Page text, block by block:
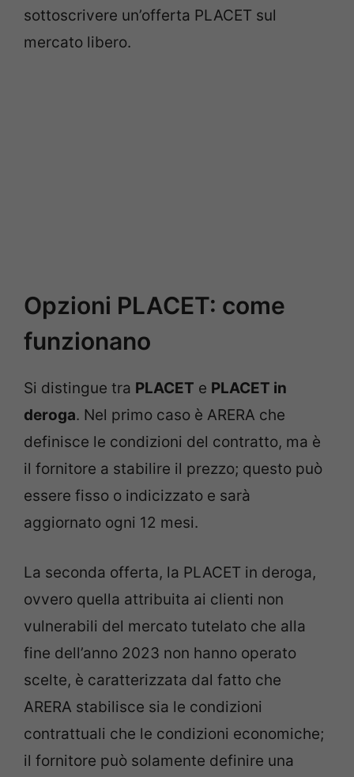
sottoscrivere un’offerta PLACET sul
mercato libero.
Opzioni PLACET: come
funzionano
Si distingue tra PLACET e PLACET in
deroga. Nel primo caso è ARERA che
definisce le condizioni del contratto, ma è
il fornitore a stabilire il prezzo; questo può
essere fisso o indicizzato e sarà
aggiornato ogni 12 mesi.
La seconda offerta, la PLACET in deroga,
ovvero quella attribuita ai clienti non
vulnerabili del mercato tutelato che alla
fine dell’anno 2023 non hanno operato
scelte, è caratterizzata dal fatto che
ARERA stabilisce sia le condizioni
contrattuali che le condizioni economiche;
il fornitore può solamente definire una